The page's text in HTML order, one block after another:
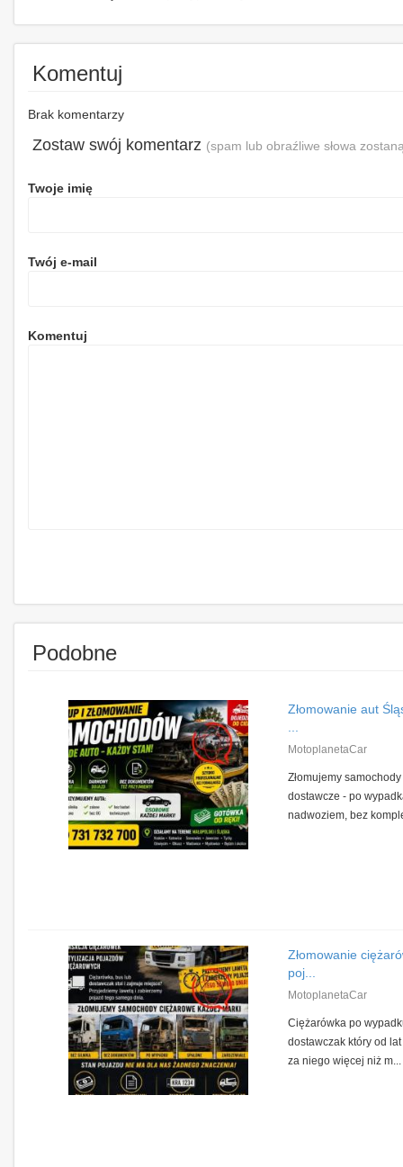
Komentuj
Brak komentarzy
Zostaw swój komentarz (spam lub obraźliwe słowa
Twoje imię
Twój e-mail
Komentuj
Podobne
Złomowanie aut
MotoplanetaCar
Złomujemy
dostawcze - po
nadwoziem, bez
Złomowanie
poj...
MotoplanetaCar
Ciężarówka po
dostawczak który od
za niego więcej niż m...